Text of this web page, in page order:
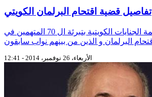
تفاصيل قضية اقتحام البرلمان الكويتي
بعد أن قضت محكمة الجنايات الكويتية بتبرئة ال 70 المتهمين في
الأربعاء، 26 نوفمبر، 2014 - 12:41